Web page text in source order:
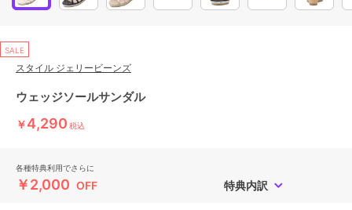
SALE
スタイル ジェリービーンズ
ウェッジソールサンダル
￥4,290 税込
各種特典利用でさらに
￥2,000 OFF 特典内訳